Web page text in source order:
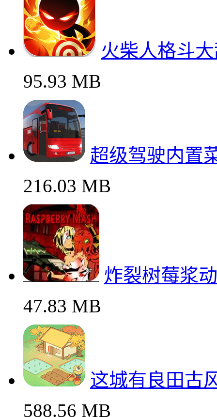
火柴人格斗
95.93 MB
超级驾驶内置
216.03 MB
炸裂树莓浆
47.83 MB
这城有良田古
588.56 MB